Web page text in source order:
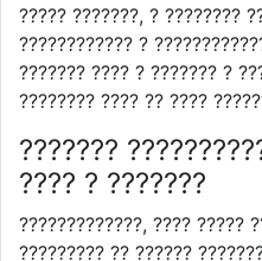
????? ???????, ? ????????
???????????? ?
??????? ???? ? ??????? ?
???????? ???? ?? ????
???????
???? ? ???????
?????????????, ???? ?????
????????? ?? ??????